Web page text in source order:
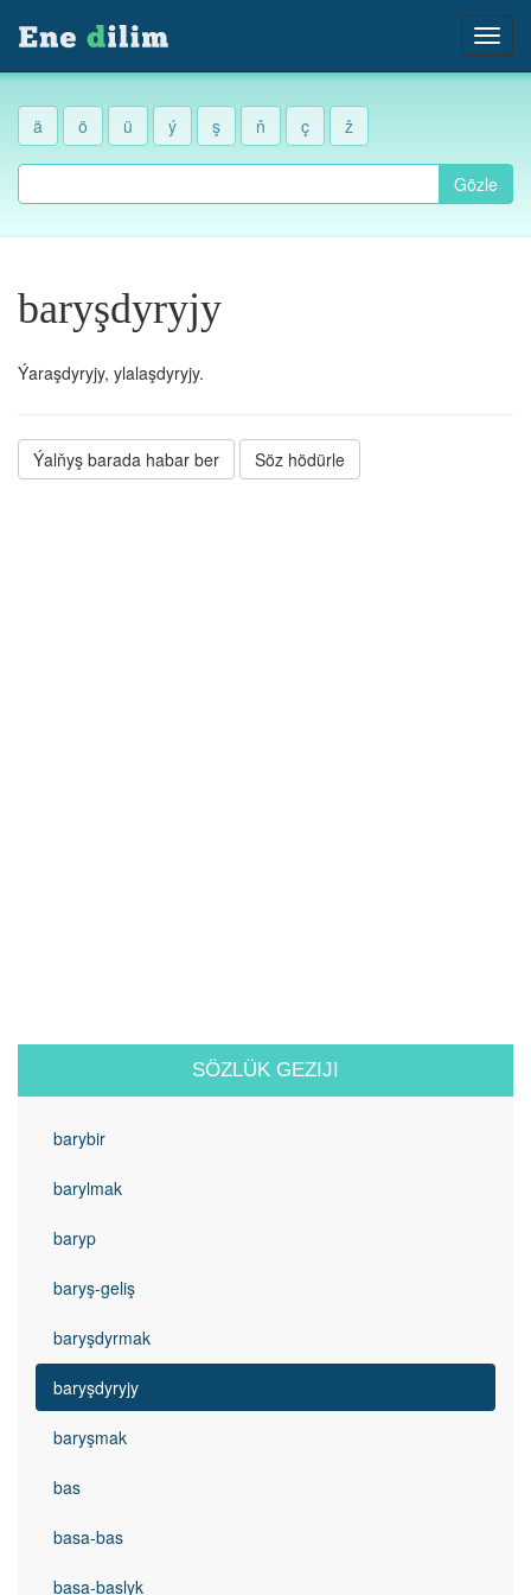
ä ö ü ý ş ň ç ž
Gözle
baryşdyryjy
Ýaraşdyryjy, ylalaşdyryjy.
Ýalňyş barada habar ber Söz hödürle
SÖZLÜK GEZIJI
barybir
barylmak
baryp
baryş-geliş
baryşdyrmak
baryşdyryjy
baryşmak
bas
basa-bas
basa-baslyk